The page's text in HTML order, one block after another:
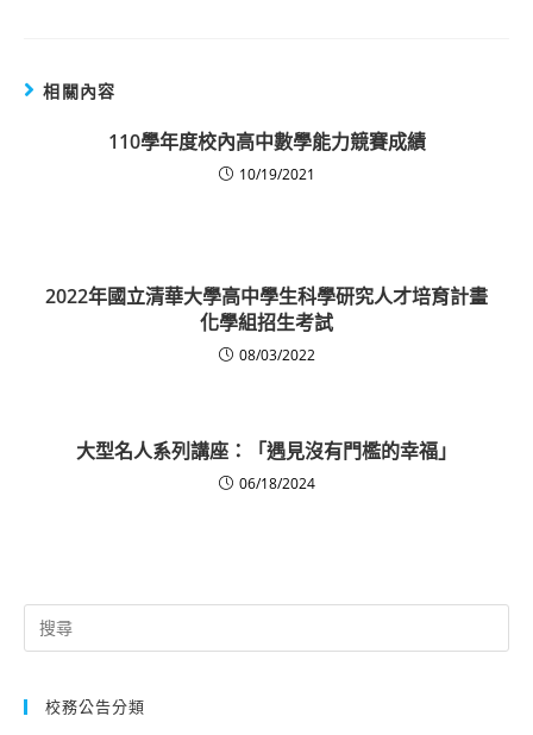
相關內容
110學年度校內高中數學能力競賽成績
10/19/2021
2022年國立清華大學高中學生科學研究人才培育計畫
化學組招生考試
08/03/2022
大型名人系列講座：「遇見沒有門檻的幸福」
06/18/2024
Search
for:
校務公告分類